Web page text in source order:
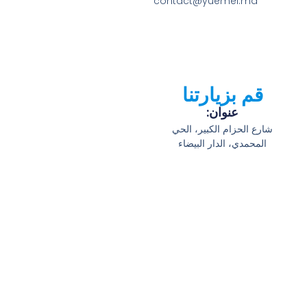
قم بزيارتنا
عنوان:
شارع الحزام الكبير، الحي
المحمدي، الدار البيضاء